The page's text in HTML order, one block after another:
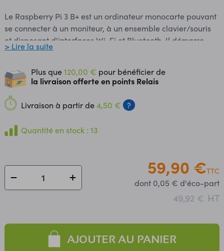
Le Raspberry Pi 3 B+ est un ordinateur monocarte pouvant
se connecter à un moniteur, à un ensemble clavier/souris
et disposant d'interfaces Wi-Fi et Bluetooth. Il démarre
depuis une carte micro-SD et fonctionne sous un O.S. Linux
clavier, écran et souris dans le but de diminuer le coût et
de favoriser l'utilisation de matériel de récupération. Le
modèle Raspberry Pi3 B+ est basée sur
un processeur ARM Cortex-A53 64 bits
quatre coeurs à 1,4 GHz, possède 1 GB de mémoire RAM,
une interface Wi-Fi, une interface Bluetooth, 4 ports USB,
WiFi et Bluetooth ont été améliorées par rapport à la
version Pi 3 et supportent maintenant le Wi-Fi 2,4 et 5
GHz ainsi que le Bluetooth 4.2. L'Ethernet a aussi été
processeur ARM et permet l'exécution du système
d'exploitation GNU/Linux/Windows 10 IoT et des logiciels
> Lire la suite
Plus que120,00 € pour bénéficier de
la livraison offerte en points Relais
Livraison à partir de4,50 € ?
Quantité en stock : 13
59,90 €TTC
dont 0,05 € d'éco-part
49,92 € HT
AJOUTER AU PANIER